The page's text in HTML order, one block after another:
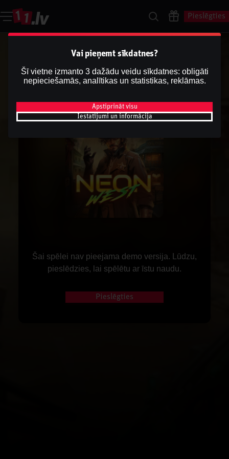
Pieslēgties
Šai spēlei nav pieejama demo versija. Lūdzu,
pieslēdzies, lai spēlētu ar īstu naudu.
Pieslēgties
Vai pieņemt sīkdatnes?
Šī vietne izmanto 3 dažādu veidu sīkdatnes: obligāti
nepieciešamās, analītikas un statistikas, reklāmas.
Apstiprināt visu
Iestatījumi un informācija